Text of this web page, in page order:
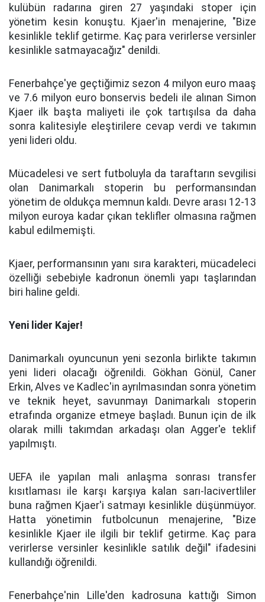
kulübün radarına giren 27 yaşındaki stoper için
yönetim kesin konuştu. Kjaer'in menajerine, "Bize
kesinlikle teklif getirme. Kaç para verirlerse versinler
kesinlikle satmayacağız" denildi.
Fenerbahçe'ye geçtiğimiz sezon 4 milyon euro maaş
ve 7.6 milyon euro bonservis bedeli ile alınan Simon
Kjaer ilk başta maliyeti ile çok tartışılsa da daha
sonra kalitesiyle eleştirilere cevap verdi ve takımın
yeni lideri oldu.
Mücadelesi ve sert futboluyla da taraftarın sevgilisi
olan Danimarkalı stoperin bu performansından
yönetim de oldukça memnun kaldı. Devre arası 12-13
milyon euroya kadar çıkan teklifler olmasına rağmen
kabul edilmemişti.
Kjaer, performansının yanı sıra karakteri, mücadeleci
özelliği sebebiyle kadronun önemli yapı taşlarından
biri haline geldi.
Yeni lider Kajer!
Danimarkalı oyuncunun yeni sezonla birlikte takımın
yeni lideri olacağı öğrenildi. Gökhan Gönül, Caner
Erkin, Alves ve Kadlec'in ayrılmasından sonra yönetim
ve teknik heyet, savunmayı Danimarkalı stoperin
etrafında organize etmeye başladı. Bunun için de ilk
olarak milli takımdan arkadaşı olan Agger'e teklif
yapılmıştı.
UEFA ile yapılan mali anlaşma sonrası transfer
kısıtlaması ile karşı karşıya kalan sarı-lacivertliler
buna rağmen Kjaer'i satmayı kesinlikle düşünmüyor.
Hatta yönetimin futbolcunun menajerine, "Bize
kesinlikle Kjaer ile ilgili bir teklif getirme. Kaç para
verirlerse versinler kesinlikle satılık değil" ifadesini
kullandığı öğrenildi.
Fenerbahçe'nin Lille'den kadrosuna kattığı Simon